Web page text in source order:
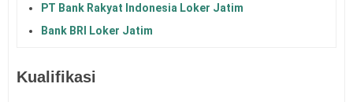
PT Bank Rakyat Indonesia Loker Jatim
Bank BRI Loker Jatim
Kualifikasi